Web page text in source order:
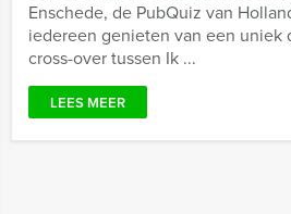
Enschede, de PubQuiz van
iedereen genieten van een uniek
cross-over tussen Ik ...
LEES MEER